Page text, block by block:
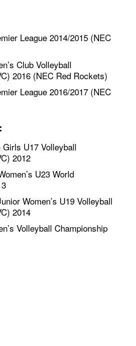
League 2014/2015 (NEC
Club Volleyball
2016 (NEC Red Rockets)
League 2016/2017 (NEC
U17 Volleyball
2012
U23 World
Women’s U19 Volleyball
2014
Volleyball Championship